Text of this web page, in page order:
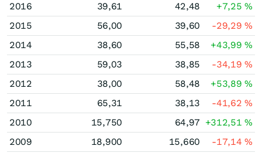
2016
39,61 42,48 +7,25%
2015
56,00 39,60 -29,29%
2014
38,60 55,58 +43,99%
2013
59,03 38,85 -34,19%
2012
38,00 58,48 +53,89%
2011
65,31 38,13 -41,62%
2010
15,750 64,97 +312,51%
2009
18,900 15,660 -17,14%